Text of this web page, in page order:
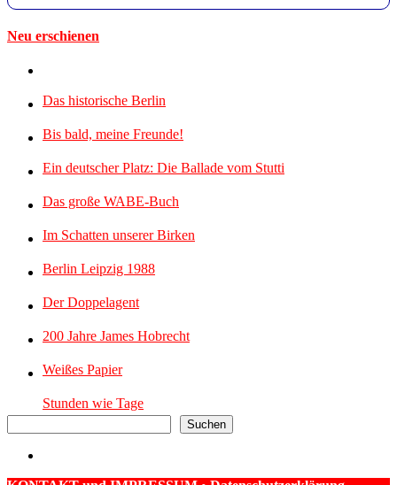
Neu erschienen
Das historische Berlin
Bis bald, meine Freunde!
Ein deutscher Platz: Die Ballade vom Stutti
Das große WABE-Buch
Im Schatten unserer Birken
Berlin Leipzig 1988
Der Doppelagent
200 Jahre James Hobrecht
Weißes Papier
Stunden wie Tage
Suchen